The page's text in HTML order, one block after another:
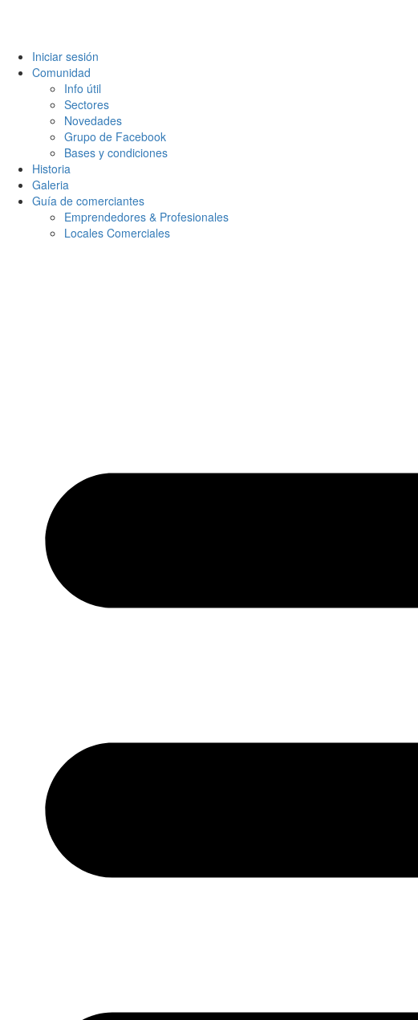
Iniciar sesión
Comunidad
Info útil
Sectores
Novedades
Grupo de Facebook
Bases y condiciones
Historia
Galeria
Guía de comerciantes
Emprendedores & Profesionales
Locales Comerciales